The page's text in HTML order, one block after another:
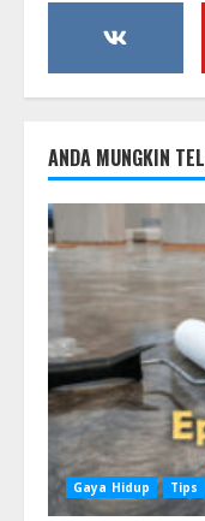
ANDA MUNGKIN
Gaya Hidup Tips